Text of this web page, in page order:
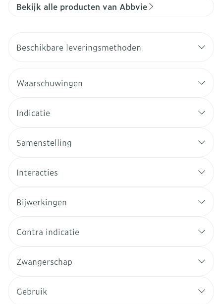
Bekijk alle producten van Abbvie
Beschikbare leveringsmethoden
Waarschuwingen
Indicatie
Samenstelling
Interacties
Bijwerkingen
Contra indicatie
Zwangerschap
Gebruik